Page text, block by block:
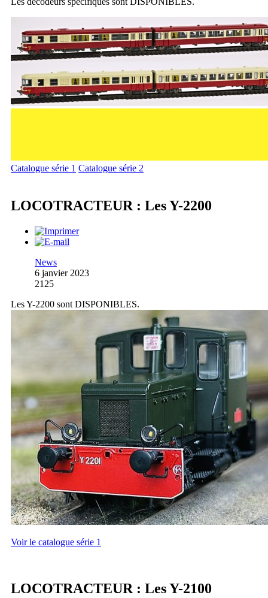
Catalogue série 1 Catalogue série 2
LOCOTRACTEUR : Les Y-2200
News
6 janvier 2023
2125
Les Y-2200 sont DISPONIBLES.
Voir le catalogue série 1
LOCOTRACTEUR : Les Y-2100